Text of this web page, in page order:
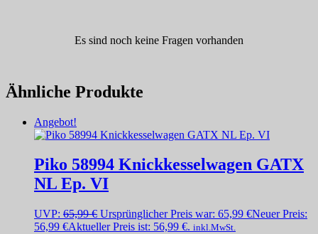
Es sind noch keine Fragen vorhanden
Ähnliche Produkte
Angebot!
Piko 58994 Knickkesselwagen GATX
NL Ep. VI
UVP: 65,99€ Ursprünglicher Preis war: 65,99 €Neuer Preis:
56,99 €Aktueller Preis ist: 56,99 €. inkl.MwSt.